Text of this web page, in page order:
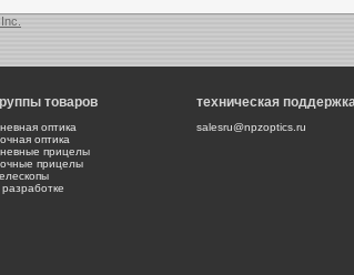
товаров
оптика
оптика
прицелы
прицелы
разработке
техническая
salesru@npzoptics.ru